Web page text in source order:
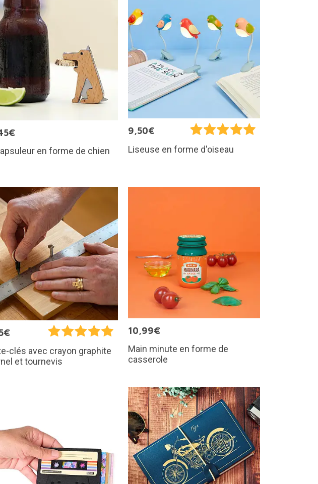
en forme de chien
9,50€
Liseuse en forme d'oiseau
clés avec crayon graphite
et tournevis
10,99€
Main minute en forme de
casserole